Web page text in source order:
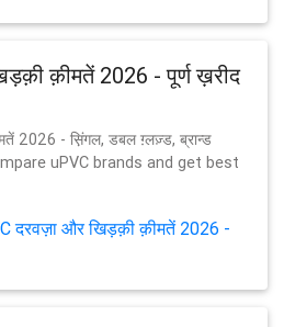
क़ीमतें 2026 - पूर्ण ख़रीद
2026 - स़िंगल, डबल ग़्लज़्ड, ब्रान्ड
uPVC brands and get best
दरवज़ा और खिड़क़ी क़ीमतें 2026 -